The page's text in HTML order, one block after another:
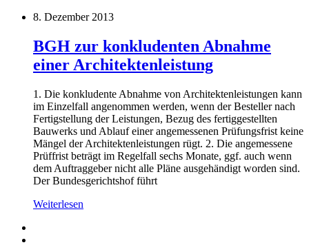
8. Dezember 2013
BGH zur konkludenten Abnahme
einer Architektenleistung
1. Die konkludente Abnahme von Architektenleistungen kann
im Einzelfall angenommen werden, wenn der Besteller nach
Fertigstellung der Leistungen, Bezug des fertiggestellten
Bauwerks und Ablauf einer angemessenen Prüfungsfrist keine
Mängel der Architektenleistungen rügt. 2. Die angemessene
Prüffrist beträgt im Regelfall sechs Monate, ggf. auch wenn
dem Auftraggeber nicht alle Pläne ausgehändigt worden sind.
Der Bundesgerichtshof führt
Weiterlesen